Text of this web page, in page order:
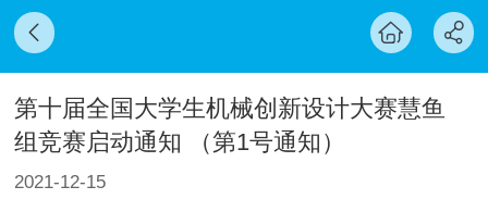
第十届全国大学生机械创新设计大赛慧鱼
组竞赛启动通知 （第1号通知）
2021-12-15